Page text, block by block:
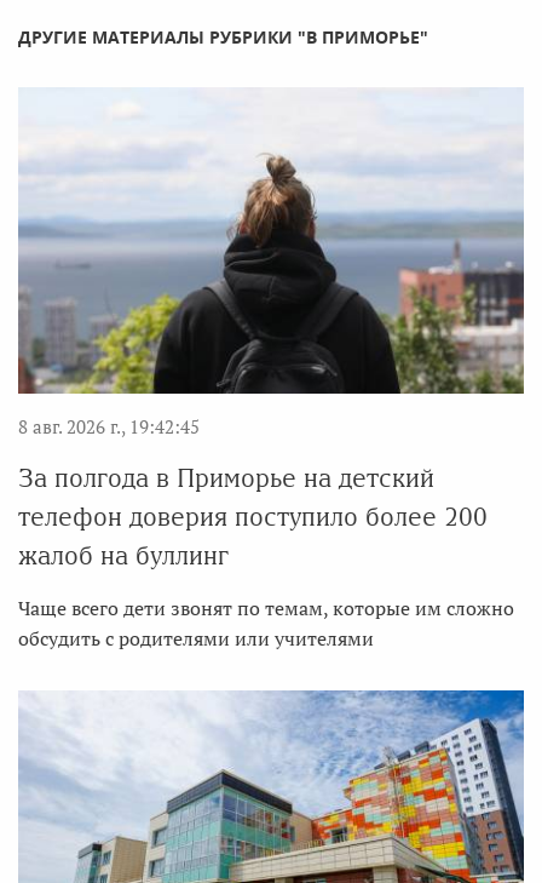
ДРУГИЕ МАТЕРИАЛЫ РУБРИКИ "В ПРИМОРЬЕ"
8 авг. 2026 г., 19:42:45
За полгода в Приморье на детский
телефон доверия поступило более 200
жалоб на буллинг
Чаще всего дети звонят по темам, которые им сложно
обсудить с родителями или учителями